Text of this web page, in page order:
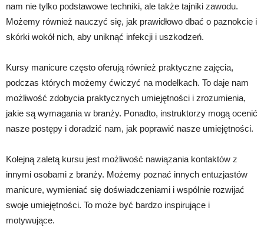
nam nie tylko podstawowe techniki, ale także tajniki zawodu.
Możemy również nauczyć się, jak prawidłowo dbać o paznokcie i
skórki wokół nich, aby uniknąć infekcji i uszkodzeń.
Kursy manicure często oferują również praktyczne zajęcia,
podczas których możemy ćwiczyć na modelkach. To daje nam
możliwość zdobycia praktycznych umiejętności i zrozumienia,
jakie są wymagania w branży. Ponadto, instruktorzy mogą ocenić
nasze postępy i doradzić nam, jak poprawić nasze umiejętności.
Kolejną zaletą kursu jest możliwość nawiązania kontaktów z
innymi osobami z branży. Możemy poznać innych entuzjastów
manicure, wymieniać się doświadczeniami i wspólnie rozwijać
swoje umiejętności. To może być bardzo inspirujące i
motywujące.